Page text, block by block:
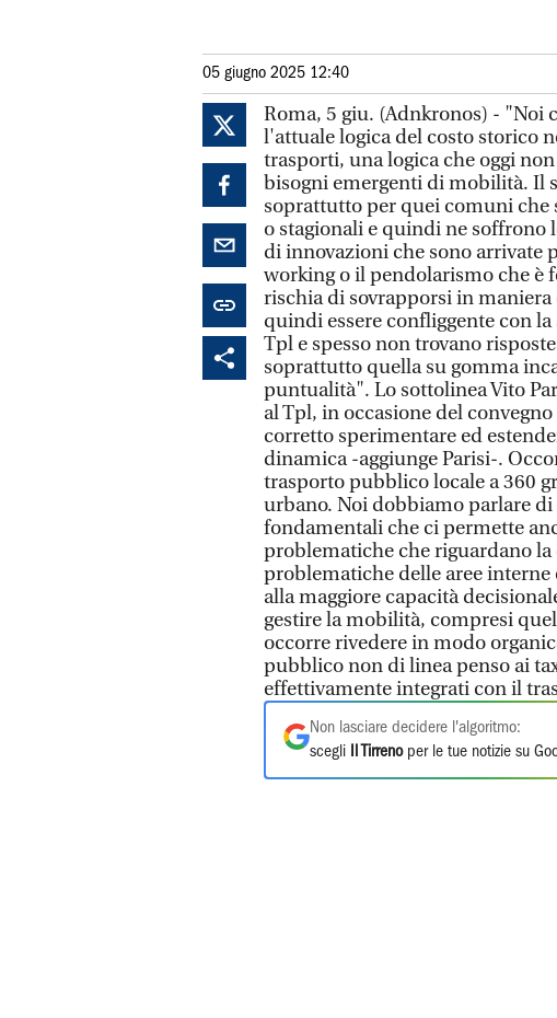
05 giugno 2025 12:40
Roma, 5 giu. (Adnkronos) - "Noi
l'attuale logica del costo storico
trasporti, una logica che oggi
bisogni emergenti di mobilità. Il
soprattutto per quei comuni che
o stagionali e quindi ne soffrono
di innovazioni che sono arrivate
working o il pendolarismo che è
rischia di sovrapporsi in
quindi essere confliggente con
Tpl e spesso non trovano
soprattutto quella su gomma
puntualità". Lo sottolinea Vito
al Tpl, in occasione del
corretto sperimentare ed
dinamica -aggiunge Parisi-.
trasporto pubblico locale a 360
urbano. Noi dobbiamo parlare
fondamentali che ci permette
problematiche che riguardano
problematiche delle aree
alla maggiore capacità
gestire la mobilità, compresi
occorre rivedere in modo
pubblico non di linea penso ai
effettivamente integrati con il
Non lasciare decidere l'algoritmo:
scegli
Il Tirrenoper le tue notizie su